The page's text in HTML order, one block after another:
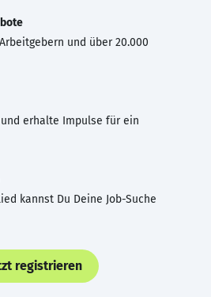
und über 20.000
erhalte Impulse für ein
kannst Du Deine Job-Suche
registrieren